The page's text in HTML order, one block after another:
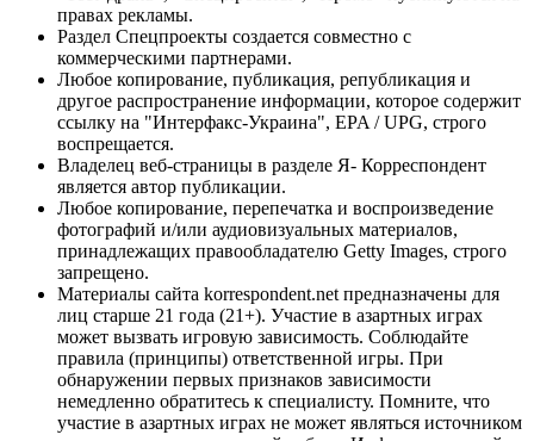
правах рекламы.
Раздел Спецпроекты создается совместно с
коммерческими партнерами.
Любое копирование, публикация, републикация и
другое распространение информации, которое содержит
ссылку на "Интерфакс-Украина", EPA / UPG, строго
воспрещается.
Владелец веб-страницы в разделе Я- Корреспондент
является автор публикации.
Любое копирование, перепечатка и воспроизведение
фотографий и/или аудиовизуальных материалов,
принадлежащих правообладателю Getty Images, строго
запрещено.
Материалы сайта korrespondent.net предназначены для
лиц старше 21 года (21+). Участие в азартных играх
может вызвать игровую зависимость. Соблюдайте
правила (принципы) ответственной игры. При
обнаружении первых признаков зависимости
немедленно обратитесь к специалисту. Помните, что
участие в азартных играх не может являться источником